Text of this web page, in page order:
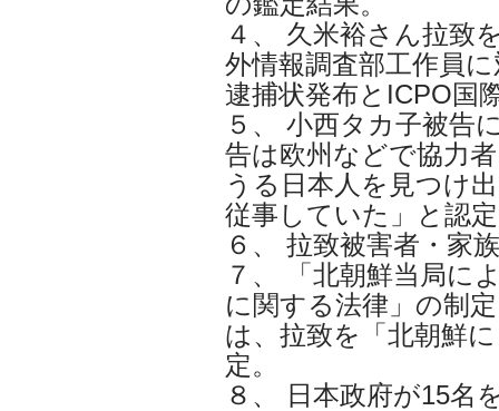
４、 久米裕さん拉致
外情報調査部工作員
逮捕状発布とICPO国
５、 小西タカ子被告
告は欧州などで協力
うる日本人を見つけ
従事していた」と認
６、 拉致被害者・家
７、 「北朝鮮当局に
に関する法律」の制
は、拉致を「北朝鮮
定。
８、 日本政府が15名